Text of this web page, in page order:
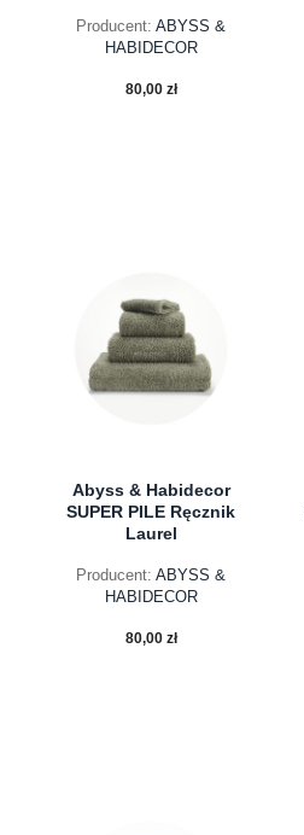
Producent: ABYSS &
HABIDECOR
80,00 zł
Abyss & Habidecor
SUPER PILE Ręcznik
Laurel
Producent: ABYSS &
HABIDECOR
80,00 zł